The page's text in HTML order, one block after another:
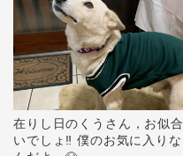
在りし日のくうさん，お似合
いでしょ‼️ 僕のお気に入りな